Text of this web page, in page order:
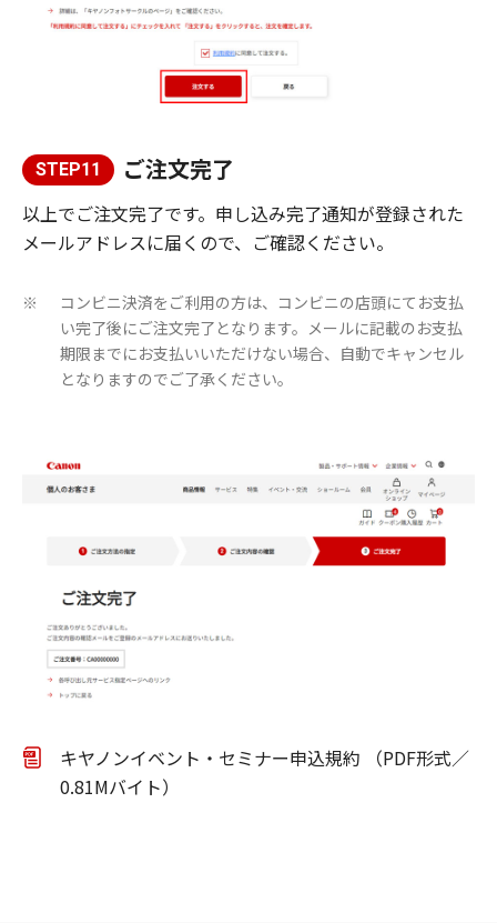
STEP11 ご注文完了
以上でご注文完了です。申し込み完了通知が登録された
メールアドレスに届くので、ご確認ください。
※
コンビニ決済をご利用の方は、コンビニの店頭にてお支払
い完了後にご注文完了となります。メールに記載のお支払
期限までにお支払いいただけない場合、自動でキャンセル
となりますのでご了承ください。
キヤノンイベント・セミナー申込規約 （PDF形式／
0.81Mバイト）